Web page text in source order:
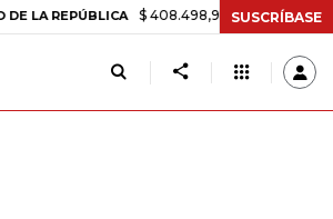
REPÚBLICA $ 408.498,97 +$ 8.753,81 +2,19%
SUSCRÍBASE